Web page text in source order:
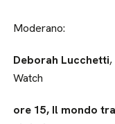
Moderano:
Deborah Lucchetti,
Watch
ore 15, Il mondo